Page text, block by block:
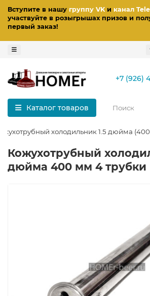
Вступите в нашу группу VKи канал
участвуйте в розыгрышах призов и
первый заказ!
+7 (926)
Каталог товаров
холодильник 1.5 дюйма
Кожухотрубный
дюйма 400 мм 4 трубки